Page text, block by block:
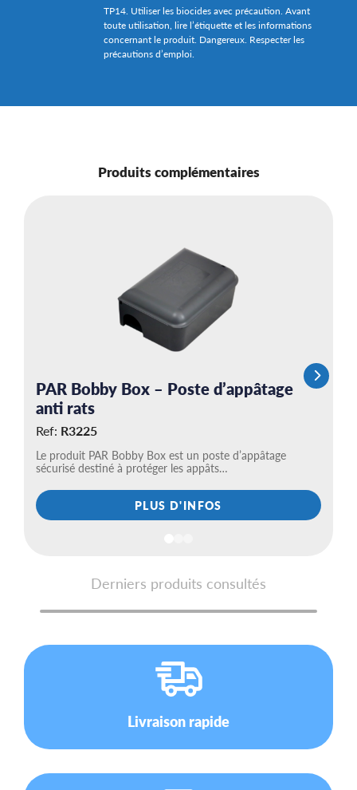
TP14. Utiliser les biocides avec précaution. Avant
toute utilisation, lire l’étiquette et les informations
concernant le produit. Dangereux. Respecter les
précautions d’emploi.
Produits complémentaires
PAR Bobby Box – Poste d’appâtage
anti rats
Ref: R3225
Le produit PAR Bobby Box est un poste d’appâtage
sécurisé destiné à protéger les appâts…
PLUS D'INFOS
Derniers produits consultés
Livraison rapide